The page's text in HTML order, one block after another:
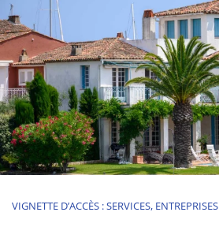
VIGNETTE D’ACCÈS : SERVICES, ENTREPRISES